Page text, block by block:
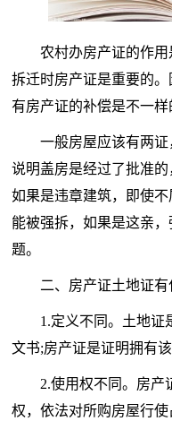
农村办房产证的作
拆迁时房产证是重要的
有房产证的补偿是不一样
一般房屋应该有两证
说明盖房是经过了批准的
如果是违章建筑，即使
能被强拆，如果是这亲
题。
二、房产证土地证有
1.定义不同。土地证
文书;房产证是证明拥有
2.使用权不同。房产
权，依法对所购房屋行